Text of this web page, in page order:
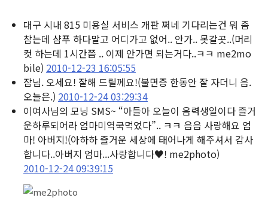
대구 시내 815 미용실 서비스 개판 쩌네 기다리는건 뭐 좀
참는데 샴푸 하다말고 어디가고 없어.. 안가.. 못갈곳..(머리
컷 하는데 1시간쯤 .. 이제 안가면 되는거다..ㅋㅋ me2mo
bile) 2010-12-23 16:05:55
잠님. 오세요! 잘해 드릴께요!(불면증 한동안 잘 자더니 음.
오늘은.) 2010-12-24 03:29:34
이여사님의 모닝 SMS~ “아들아 오늘이 음력생일이다 즐거
운하루되어라 엄마미역국먹었다”.. ㅋㅋ 음음 사랑해요 엄
마! 아버지!(아하하 즐거운 세상에 태어나게 해주셔서 감사
합니다..아버지 엄마...사랑합니다♥! me2photo)
2010-12-24 09:39:15